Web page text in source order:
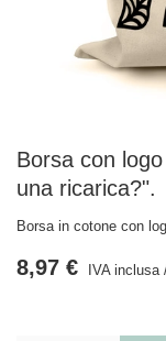
Borsa con
una ricarica?".
Borsa in cotone con
8,97 € IVA inclusa